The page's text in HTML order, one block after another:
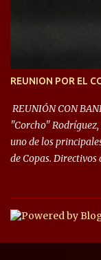
las fases de grupos
noche de Copas
REUNION POR EL
REUNIÓN CON
"Corcho"
uno de los
de Copas.
préstamo con opción
busca vender al
1,5 millones de